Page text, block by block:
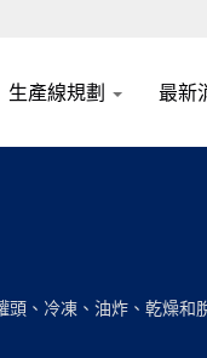
生產線規劃 最新
、冷凍、油炸、乾燥和